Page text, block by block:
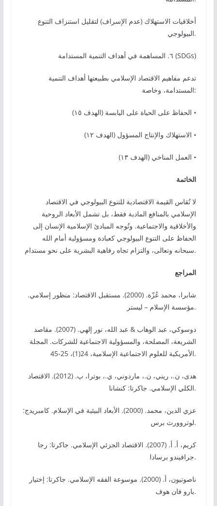
أخلاقيات الاستهلاك (عدم الإسراف) لتقليل استنزاف التنوع
البيولوجي.
٦. المساهمة في أهداف التنمية المستدامة (SDGs)
تدعم مفاهيم الاقتصاد الإسلامي بطبيعتها أهداف التنمية
المستدامة، وخاصة:
الحفاظ على الحياة على اليابسة (الهدف ١٥) •
الاستهلاك والإنتاج المسؤول (الهدف ١٢) •
العمل المناخي (الهدف ١٣) •
الخاتمة
لا تُقاس القيمة الاقتصادية للتنوع البيولوجي في الاقتصاد
الإسلامي بالمنافع المادية فقط، بل تشمل الأبعاد الروحية
والأخلاقية والاجتماعية. وتُوجه المبادئ الإسلامية الإنسان إلى
الحفاظ على التنوع البيولوجي كعبادة ومسؤولية أمام الله
سبحانه وتعالى، والتزام تجاه رفاهية البشرية على نحو مستدام.
المراجع
شابرا، محمد عُزّة. (2000). مستقبل الاقتصاد: منظور إسلامي.
مؤسسة الإسلام – ليستر.
دوسوكي، عبد الوهاب & عبد الله، نور إلهي. (2007). مقاصد
الشريعة، المصلحة، والمسؤولية الاجتماعية للشركات. المجلة
الأمريكية للعلوم الاجتماعية الإسلامية، 24(1)، 25-45.
هدى، ن.، ريني، ن.، ماردوني، ي.، بوترا، پ. (2012). الاقتصاد
الكلي الإسلامي. جاكرتا: كنشانا.
عزي الدين، محمد. (2000). الأبعاد البيئية في الإسلام. كامبريدج:
لوتروورث برس.
كريم، أ. أ. (2007). الاقتصاد الجزئي الإسلامي. جاكرتا: رجا
جرافيندو برسادا.
ناصوتيون، أ. (2000). موسوعة الفقه الإسلامي. جاكرتا: إختيار
بارو فان هوف.